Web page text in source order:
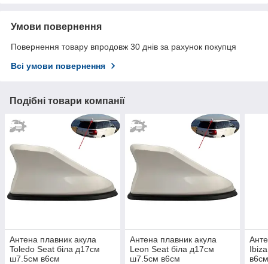
Умови повернення
Повернення товару впродовж 30 днів за рахунок покупця
Всі умови повернення
Подібні товари компанії
Антена плавник акула
Toledo Seat біла д17см
ш7.5см в6см
Антена плавник акула
Leon Seat біла д17см
ш7.5см в6см